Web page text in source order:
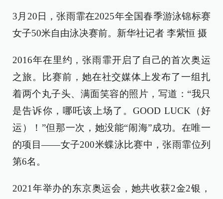
3月20日，张雨霏在2025年全国春季游泳锦标赛
女子50米自由泳决赛前。新华社记者 李紫恒 摄
2016年在里约，张雨霏开启了自己的首次奥运
之旅。比赛前，她在社交媒体上发布了一组扎
着两个丸子头、满面笑容的照片，写道：“我只
是告诉你，哪吒该上场了。GOOD LUCK（好
运）！”但那一次，她没能“闹海”成功。在唯一
的项目——女子200米蝶泳比赛中，张雨霏位列
第6名。
2021年举办的东京奥运会，她共收获2金2银，